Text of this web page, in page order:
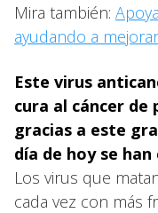
Mira también:
ayudando a
Este virus
cura al cáncer de
gracias a este
día de hoy se
Los virus que
cada vez con más